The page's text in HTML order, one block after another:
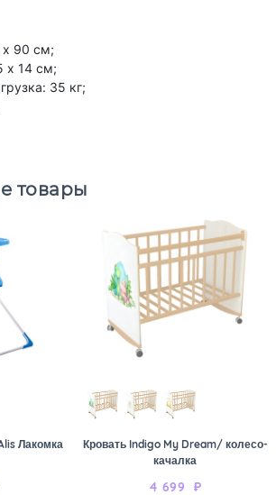
90 см;
х 14 см;
35 кг;
товары
Лакомка
Кровать Indigo My Dream/ колесо-
качалка
4 699 ₽